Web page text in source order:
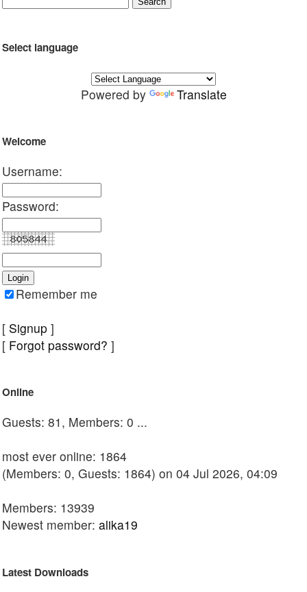
Select language
Powered by Translate
Welcome
Username:
Password:
Remember me
[ Signup ]
[ Forgot password? ]
Online
Guests: 81, Members: 0 ...
most ever online: 1864
(Members: 0, Guests: 1864) on 04 Jul 2026, 04:09
Members: 13939
Newest member: alika19
Latest Downloads